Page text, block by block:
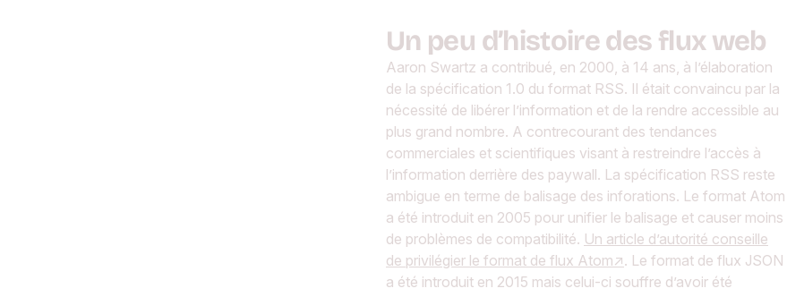
Un peu d’histoire des flux web
Aaron Swartz a contribué, en 2000, à 14 ans, à l’élaboration
de la spécification 1.0 du format RSS. Il était convaincu par la
nécessité de libérer l’information et de la rendre accessible au
plus grand nombre. A contrecourant des tendances
commerciales et scientifiques visant à restreindre l’accès à
l’information derrière des paywall. La spécification RSS reste
ambigue en terme de balisage des inforations. Le format Atom
a été introduit en 2005 pour unifier le balisage et causer moins
de problèmes de compatibilité. Un article d’autorité conseille
de privilégier le format de flux Atom
. Le format de flux JSON
a été introduit en 2015 mais celui-ci souffre d’avoir été